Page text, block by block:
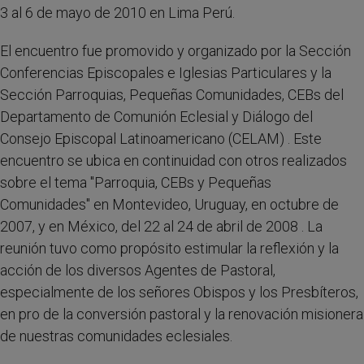
3 al 6 de mayo de 2010 en Lima Perú.
El encuentro fue promovido y organizado por la Sección
Conferencias Episcopales e Iglesias Particulares y la
Sección Parroquias, Pequeñas Comunidades, CEBs del
Departamento de Comunión Eclesial y Diálogo del
Consejo Episcopal Latinoamericano (CELAM) . Este
encuentro se ubica en continuidad con otros realizados
sobre el tema "Parroquia, CEBs y Pequeñas
Comunidades" en Montevideo, Uruguay, en octubre de
2007, y en México, del 22 al 24 de abril de 2008 . La
reunión tuvo como propósito estimular la reflexión y la
acción de los diversos Agentes de Pastoral,
especialmente de los señores Obispos y los Presbíteros,
en pro de la conversión pastoral y la renovación misionera
de nuestras comunidades eclesiales.